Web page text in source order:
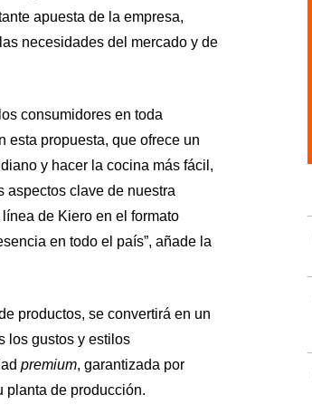
apuesta de la empresa,
necesidades del mercado y de
consumidores en toda
esta propuesta, que ofrece un
y hacer la cocina más fácil,
aspectos clave de nuestra
de Kiero en el formato
en todo el país”, añade la
productos, se convertirá en un
los gustos y estilos
premium, garantizada por
planta de producción.